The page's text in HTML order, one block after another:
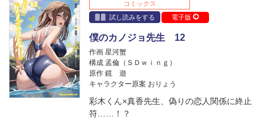
コミックス
試し読みをする
電子版
僕のカノジョ先生 12
作画 星河蟹
構成 孟倫（ＳＤｗｉｎｇ）
原作 鏡 遊
キャラクター原案 おりょう
彩木くん×真香先生、偽りの恋人関係に終止
符……！？